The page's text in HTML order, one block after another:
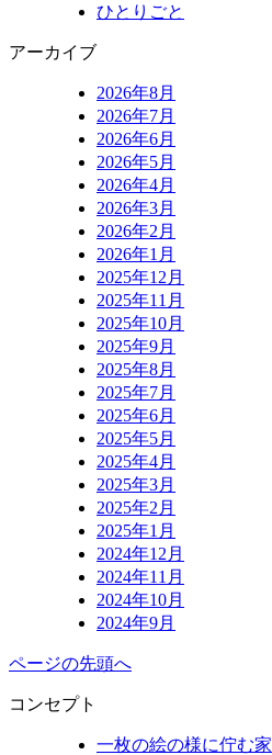
ひとりごと
アーカイブ
2026年8月
2026年7月
2026年6月
2026年5月
2026年4月
2026年3月
2026年2月
2026年1月
2025年12月
2025年11月
2025年10月
2025年9月
2025年8月
2025年7月
2025年6月
2025年5月
2025年4月
2025年3月
2025年2月
2025年1月
2024年12月
2024年11月
2024年10月
2024年9月
ページの先頭へ
コンセプト
一枚の絵の様に佇む家